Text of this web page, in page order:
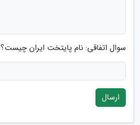
سوال اتفاقی: نام پایتخت ایران چیست؟
ارسال